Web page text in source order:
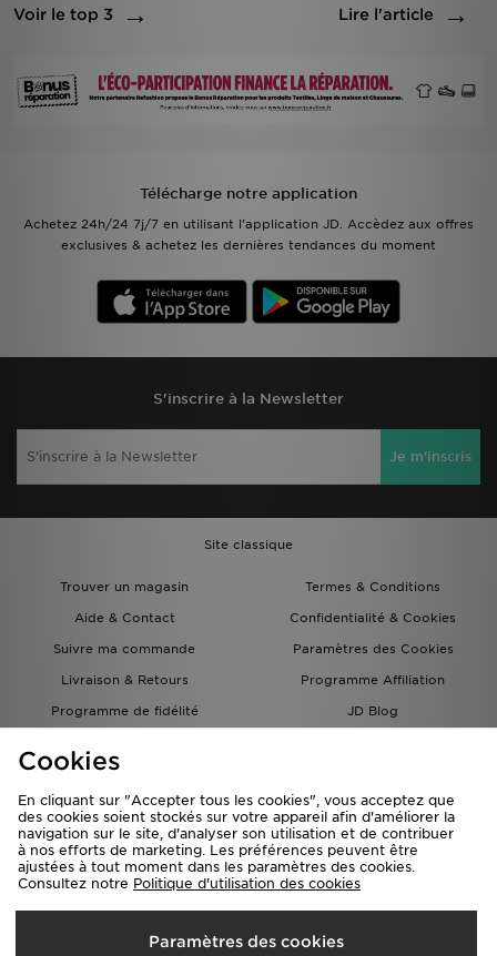
Voir le top 3 Lire l'article
Télécharge notre application
Achetez 24h/24 7j/7 en utilisant l'application JD. Accèdez aux offres
exclusives & achetez les dernières tendances du moment
S'inscrire à la Newsletter
Je m'inscris
Site classique
Trouver un magasin
Termes & Conditions
Aide & Contact
Confidentialité & Cookies
Suivre ma commande
Paramètres des Cookies
Livraison & Retours
Programme Affiliation
Programme de fidélité
JD Blog
Carte Cadeau
Livraison Vers
Cookies
En cliquant sur "Accepter tous les cookies", vous acceptez que
des cookies soient stockés sur votre appareil afin d'améliorer la
navigation sur le site, d'analyser son utilisation et de contribuer
à nos efforts de marketing. Les préférences peuvent être
ajustées à tout moment dans les paramètres des cookies.
Consultez notre Politique d'utilisation des cookies
Paramètres des cookies